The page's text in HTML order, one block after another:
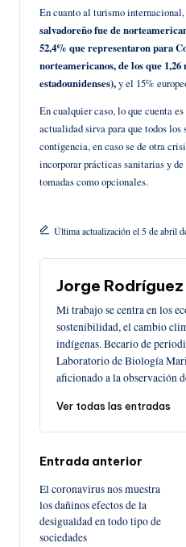
En cuanto al turismo
salvadoreño fue de
52,4% que representaron para
norteamericanos, de los que
estadounidenses),y el 15%
En cualquier caso, lo que cuenta
actualidad sirva para que todos los
contigencia, en caso se de otra
incorporar prácticas sanitarias y
tomadas como opcionales.
Última actualización el 5 de abril
Jorge Rodríguez
Mi trabajo se centra en los
sostenibilidad, el cambio
indígenas. Becario de
Laboratorio de Biología
aficionado a la observación
Ver todas las entradas
Navegación
de
entradas
Entrada anterior
El coronavirus nos muestra
los dañinos efectos de la
desigualdad en todo tipo de
sociedades